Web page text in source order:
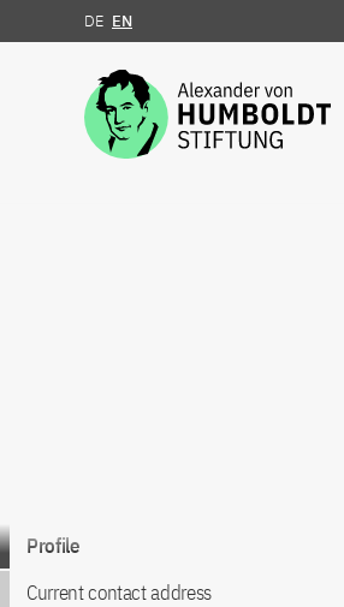
Jump to the content
DE EN
Go to content
Profile
Current contact address